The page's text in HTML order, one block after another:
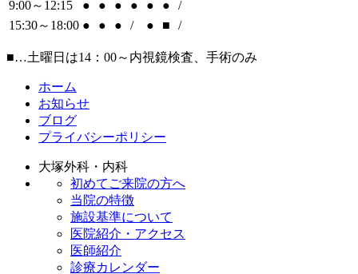
9:00～12:15
● ● ● ● ● ●
/
15:30～18:00 ● ● ● / ● ■ /
■…土曜日は14：00～内視鏡検査、手術のみ
ホーム
お知らせ
ブログ
プライバシーポリシー
大塚外科・内科
初めてご来院の方へ
当院の特徴
施設基準について
医院紹介・アクセス
医師紹介
診療カレンダー